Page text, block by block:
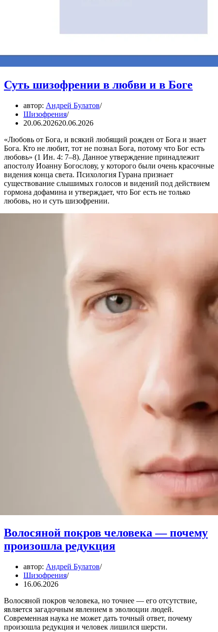
Суть шизофрении в любви и в Боге
автор: Андрей Булатов
Шизофрения
20.06.202620.06.2026
«Любовь от Бога, и всякий любящий рожден от Бога и знает
Бога. Кто не любит, тот не познал Бога, потому что Бог есть
любовь» (1 Ин. 4: 7–8). Данное утверждение принадлежит
апостолу Иоанну Богослову, у которого были очень красочные
видения конца света. Психология Гурана признает
существование слышимых голосов и видений под действием
гормона дофамина и утверждает, что Бог есть не только
любовь, но и суть шизофрении.
Волосяной покров человека — почему
произошла редукция
автор: Андрей Булатов
Шизофрения
16.06.2026
Волосяной покров человека, но точнее — его отсутствие,
является загадочным явлением в эволюции людей.
Современная наука не может дать точный ответ, почему
произошла редукция и человек лишился шерсти.